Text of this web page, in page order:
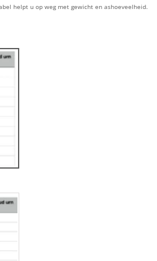
helpt u op weg met gewicht en ashoeveelheid.